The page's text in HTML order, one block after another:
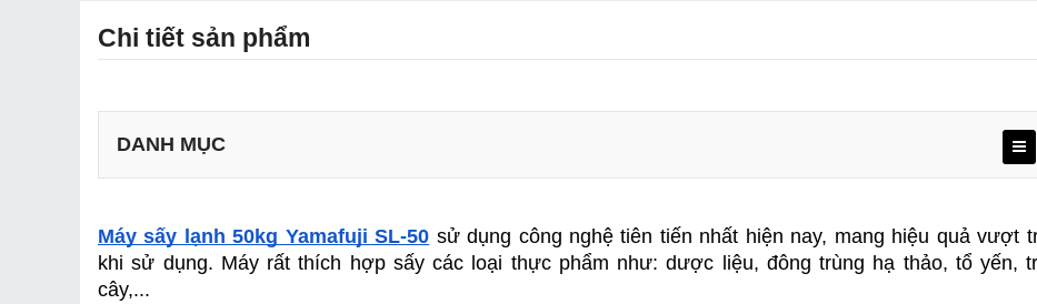
Chi tiết sản phẩm
DANH MỤC
Máy sấy lạnh 50kg Yamafuji SL-50 sử dụng công nghệ tiên tiến nhất hiện nay, mang hiệu quả vượt
khi sử dụng. Máy rất thích hợp sấy các loại thực phẩm như: dược liệu, đông trùng hạ thảo, tổ yến,
cây,...